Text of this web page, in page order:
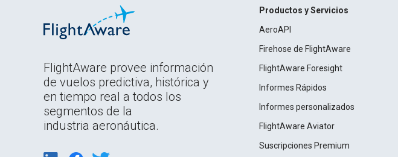
FlightAware provee información
de vuelos predictiva, histórica y
en tiempo real a todos los
segmentos de la
industria aeronáutica.
Productos y Servicios
AeroAPI
Firehose de FlightAware
FlightAware Foresight
Informes Rápidos
Informes personalizados
FlightAware Aviator
Suscripciones Premium